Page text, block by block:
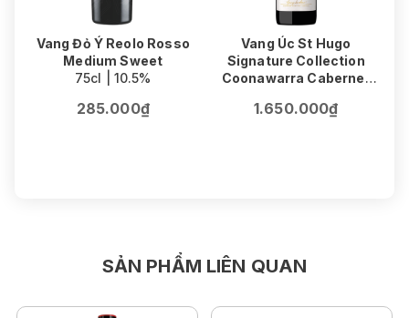
Vang Đỏ Ý Reolo Rosso
Medium Sweet
75cl | 10.5%
285.000₫
Vang Úc St Hugo
Signature Collection
Coonawarra Cabernet
75cl | 14.5%
1.650.000₫
SẢN PHẨM LIÊN QUAN